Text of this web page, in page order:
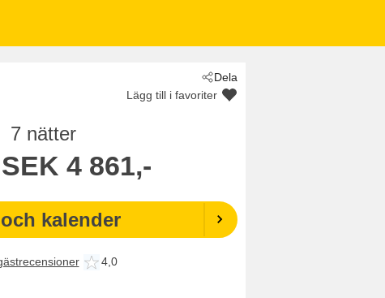
Dela
Lägg till i favoriter
7 nätter
SEK 4 861,-
kalender
4,0